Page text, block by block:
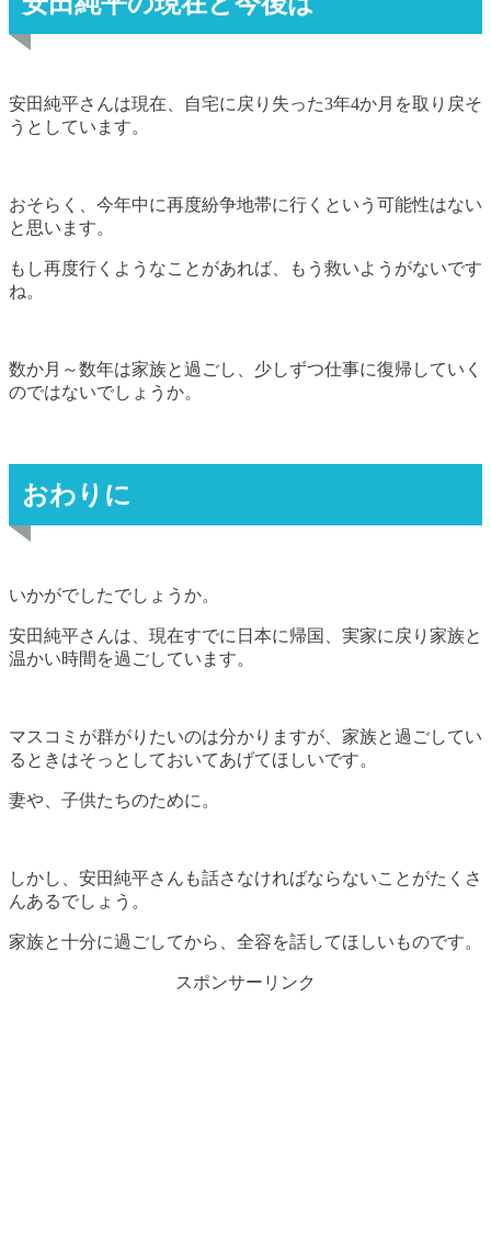
安田純平さんは現在、自宅に戻り失った3年4か月を取り戻そ
うとしています。
おそらく、今年中に再度紛争地帯に行くという可能性はない
と思います。
もし再度行くようなことがあれば、もう救いようがないです
ね。
数か月～数年は家族と過ごし、少しずつ仕事に復帰していく
のではないでしょうか。
おわりに
いかがでしたでしょうか。
安田純平さんは、現在すでに日本に帰国、実家に戻り家族と
温かい時間を過ごしています。
マスコミが群がりたいのは分かりますが、家族と過ごしてい
るときはそっとしておいてあげてほしいです。
妻や、子供たちのために。
しかし、安田純平さんも話さなければならないことがたくさ
んあるでしょう。
家族と十分に過ごしてから、全容を話してほしいものです。
スポンサーリンク